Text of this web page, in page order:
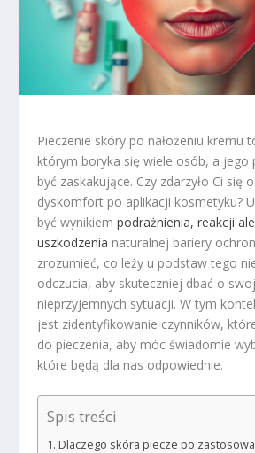
Pieczenie skóry po nałożeniu kremu
którym boryka się wiele osób, a jego
być zaskakujące. Czy zdarzyło Ci się
dyskomfort po aplikacji kosmetyku?
być wynikiempodrażnienia, reakcji
uszkodzenia naturalnej bariery
zrozumieć, co leży u podstaw tego
odczucia, aby skuteczniej dbać o
nieprzyjemnych sytuacji. W tym
jest zidentyfikowanie czynników,
do pieczenia, aby móc świadomie
które będą dla nas odpowiednie.
Spis treści
Dlaczego skóra piecze po